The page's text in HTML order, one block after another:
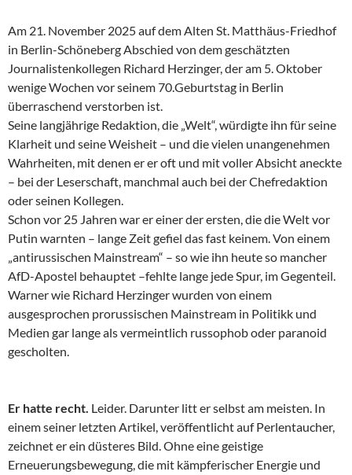
Am 21. November 2025 auf dem Alten St. Matthäus-Friedhof
in Berlin-Schöneberg Abschied von dem geschätzten
Journalistenkollegen Richard Herzinger, der am 5. Oktober
wenige Wochen vor seinem 70.Geburtstag in Berlin
überraschend verstorben ist.
Seine langjährige Redaktion, die „Welt“, würdigte ihn für seine
Klarheit und seine Weisheit – und die vielen unangenehmen
Wahrheiten, mit denen er er oft und mit voller Absicht aneckte
– bei der Leserschaft, manchmal auch bei der Chefredaktion
oder seinen Kollegen.
Schon vor 25 Jahren war er einer der ersten, die die Welt vor
Putin warnten – lange Zeit gefiel das fast keinem. Von einem
„antirussischen Mainstream“ – so wie ihn heute so mancher
AfD-Apostel behauptet –fehlte lange jede Spur, im Gegenteil.
Warner wie Richard Herzinger wurden von einem
ausgesprochen prorussischen Mainstream in Politikk und
Medien gar lange als vermeintlich russophob oder paranoid
gescholten.
Er hatte recht. Leider. Darunter litt er selbst am meisten. In
einem seiner letzten Artikel, veröffentlicht auf Perlentaucher,
zeichnet er ein düsteres Bild. Ohne eine geistige
Erneuerungsbewegung, die mit kämpferischer Energie und